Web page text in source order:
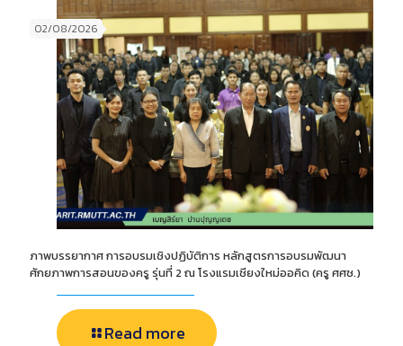
02/08/2026
ภาพบรรยากาศ การอบรมเชิงปฏิบัติการ หลักสูตรการอบรมพัฒนา
ศักยภาพการสอนของครู รุ่นที่ 2 ณ โรงแรมเชียงใหม่ออคิด (ครู ศศช.)
Read more